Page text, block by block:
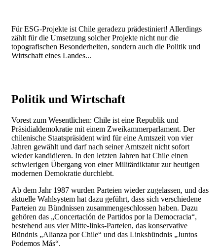
Für ESG-Projekte ist Chile geradezu prädestiniert! Allerdings
zählt für die Umsetzung solcher Projekte nicht nur die
topografischen Besonderheiten, sondern auch die Politik und
Wirtschaft eines Landes...
Politik und Wirtschaft
Vorest zum Wesentlichen: Chile ist eine Republik und
Präsidialdemokratie mit einem Zweikammerparlament. Der
chilenische Staatspräsident wird für eine Amtszeit von vier
Jahren gewählt und darf nach seiner Amtszeit nicht sofort
wieder kandidieren. In den letzten Jahren hat Chile einen
schwierigen Übergang von einer Militärdiktatur zur heutigen
modernen Demokratie durchlebt.
Ab dem Jahr 1987 wurden Parteien wieder zugelassen, und das
aktuelle Wahlsystem hat dazu geführt, dass sich verschiedene
Parteien zu Bündnissen zusammengeschlossen haben. Dazu
gehören das „Concertación de Partidos por la Democracia“,
bestehend aus vier Mitte-links-Parteien, das konservative
Bündnis „Alianza por Chile“ und das Linksbündnis „Juntos
Podemos Más“.